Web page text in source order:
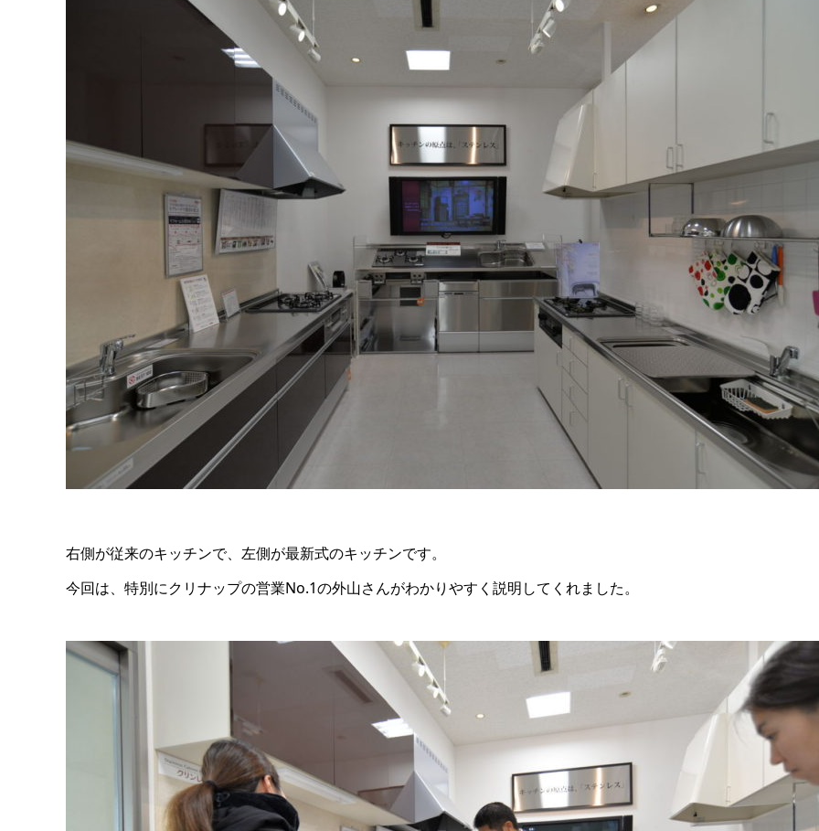
右側が従来のキッチンで、左側が最新式のキッチンです。
今回は、特別にクリナップの営業No.1の外山さんがわかりやすく説明してくれました。